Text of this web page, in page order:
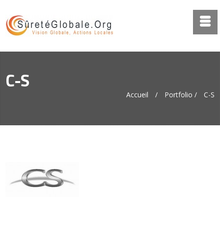
C-S
Accueil / Portfolio/ C-S